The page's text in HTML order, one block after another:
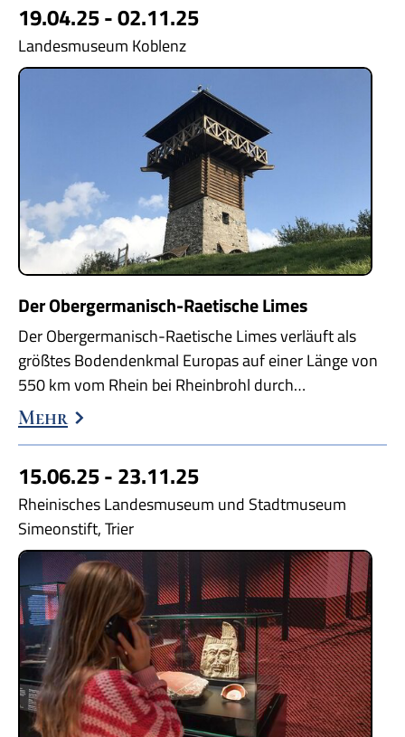
19.04.25 - 02.11.25
Landesmuseum Koblenz
Der Obergermanisch-Raetische Limes
Der Obergermanisch-Raetische Limes verläuft als
größtes Bodendenkmal Europas auf einer Länge von
550 km vom Rhein bei Rheinbrohl durch…
Mehr
15.06.25 - 23.11.25
Rheinisches Landesmuseum und Stadtmuseum
Simeonstift, Trier